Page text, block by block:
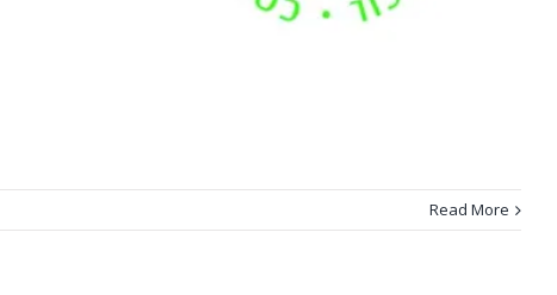
Read More